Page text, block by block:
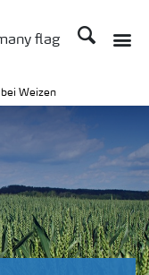
Suchen
Weizen